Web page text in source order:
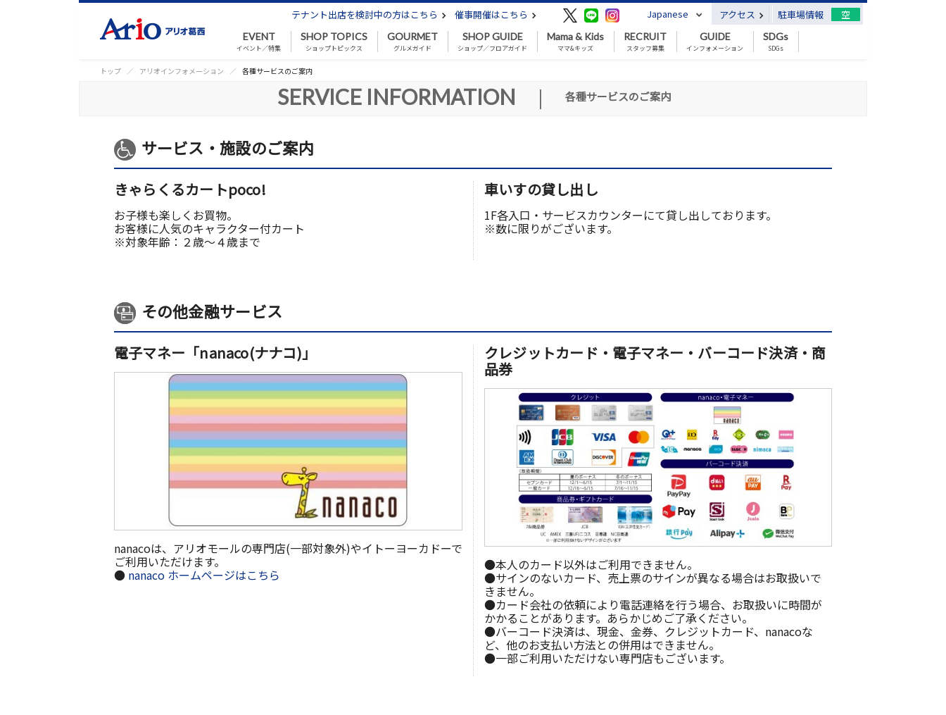
テナント出店を検討中の方はこちら 催事開催はこちら Japanese アクセス 駐車場情報 空
EVENT
イベント／特集
SHOP TOPICS
ショップトピックス
GOURMET
グルメガイド
SHOP GUIDE
ショップ／フロアガイド
Mama & Kids
ママ&キッズ
RECRUIT
スタッフ募集
GUIDE
インフォメーション
SDGs
SDGs
トップ アリオインフォメーション 各種サービスのご案内
SERVICE INFORMATION | 各種サービスのご案内
サービス・施設のご案内
きゃらくるカートpoco!
お子様も楽しくお買物。
お客様に人気のキャラクター付カート
※対象年齢：２歳～４歳まで
車いすの貸し出し
1F各入口・サービスカウンターにて貸し出しております。
※数に限りがございます。
その他金融サービス
電子マネー「nanaco(ナナコ)」
nanacoは、アリオモールの専門店(一部対象外)やイトーヨーカドーで
ご利用いただけます。
● nanaco ホームページはこちら
クレジットカード・電子マネー・バーコード決済・商
品券
●本人のカード以外はご利用できません。
●サインのないカード、売上票のサインが異なる場合はお取扱いで
きません。
●カード会社の依頼により電話連絡を行う場合、お取扱いに時間が
かかることがあります。あらかじめご了承ください。
●バーコード決済は、現金、金券、クレジットカード、nanacoな
ど、他のお支払い方法との併用はできません。
●一部ご利用いただけない専門店もございます。